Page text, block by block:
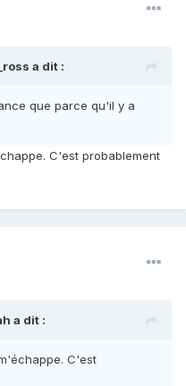
a dit :
que parce qu'il y a
C'est probablement
a dit :
C'est